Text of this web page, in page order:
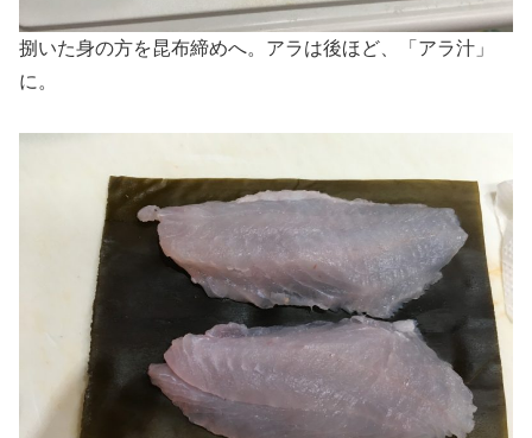
捌いた身の方を昆布締めへ。アラは後ほど、「アラ汁」
に。